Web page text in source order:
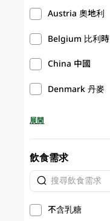
Austria 奧地利
Belgium 比利時
China 中國
Denmark 丹麥
展開
飲食需求
不含乳糖